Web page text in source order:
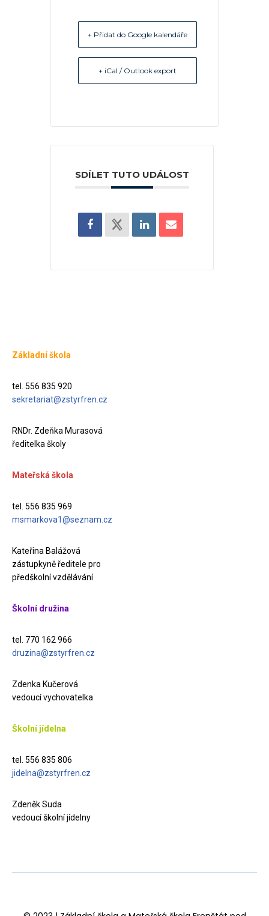
+ Přidat do Google kalendáře
+ iCal / Outlook export
SDÍLET TUTO UDÁLOST
Základní škola
tel. 556 835 920
sekretariat@zstyrfren.cz
RNDr. Zdeňka Murasová
ředitelka školy
Mateřská škola
tel. 556 835 969
msmarkova1@seznam.cz
Kateřina Balážová
zástupkyně ředitele pro
předškolní vzdělávání
Školní družina
tel. 770 162 966
druzina@zstyrfren.cz
Zdenka Kučerová
vedoucí vychovatelka
Školní jídelna
tel. 556 835 806
jidelna@zstyrfren.cz
Zdeněk Suda
vedoucí školní jídelny